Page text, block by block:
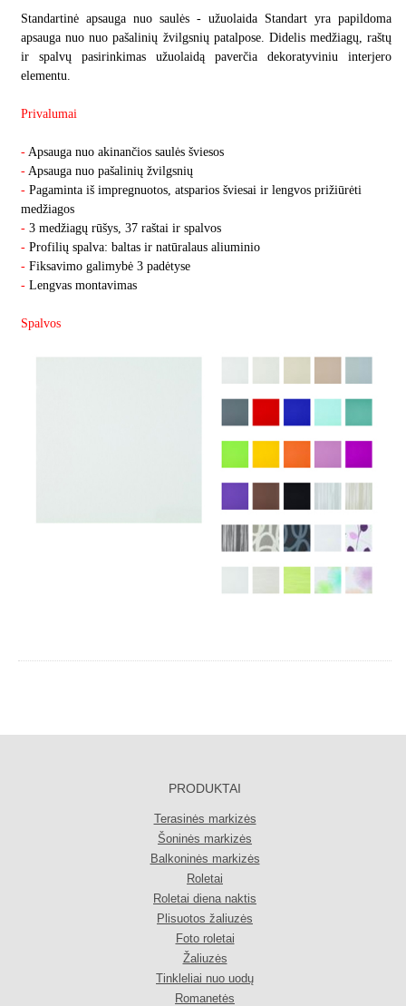
Standartinė apsauga nuo saulės - užuolaida Standart yra papildoma
apsauga nuo nuo pašalinių žvilgsnių patalpose. Didelis medžiagų, raštų
ir spalvų pasirinkimas užuolaidą paverčia dekoratyviniu interjero
elementu.
Privalumai
- Apsauga nuo akinančios saulės šviesos
- Apsauga nuo pašalinių žvilgsnių
- Pagaminta iš impregnuotos, atsparios šviesai ir lengvos prižiūrėti
medžiagos
- 3 medžiagų rūšys, 37 raštai ir spalvos
- Profilių spalva: baltas ir natūralaus aliuminio
- Fiksavimo galimybė 3 padėtyse
- Lengvas montavimas
Spalvos
PRODUKTAI
Terasinės markizės
Šoninės markizės
Balkoninės markizės
Roletai
Roletai diena naktis
Plisuotos žaliuzės
Foto roletai
Žaliuzės
Tinkleliai nuo uodų
Romanetės